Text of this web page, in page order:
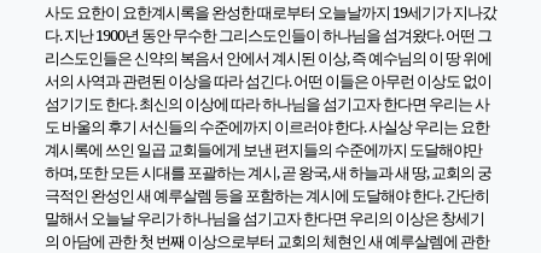
사도 요한이 요한계시록을 완성한 때로부터 오늘날까지 19세기가 지나갔
다.지난1900년 동안 무수한 그리스도인들이 하나님을 섬겨왔다.어떤 그
리스도인들은 신약의 복음서 안에서 계시된 이상,즉 예수님의 이 땅 위에
서의 사역과 관련된 이상을 따라 섬긴다.어떤 이들은 아무런 이상도 없이
섬기기도 한다.최신의 이상에 따라 하나님을 섬기고자 한다면 우리는 사
도 바울의 후기 서신들의 수준에까지 이르러야 한다.사실상 우리는 요한
계시록에 쓰인 일곱 교회들에게 보낸 편지들의 수준에까지 도달해야만
하며,또한 모든 시대를 포괄하는 계시,곧 왕국,새 하늘과 새 땅,교회의 궁
극적인 완성인 새 예루살렘 등을 포함하는 계시에 도달해야 한다.간단히
말해서 오늘날 우리가 하나님을 섬기고자 한다면 우리의 이상은 창세기
의 아담에 관한 첫 번째 이상으로부터 교회의 체현인 새 예루살렘에 관한